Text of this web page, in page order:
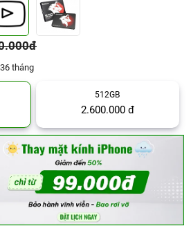
tháng
512GB
2.600.000 đ